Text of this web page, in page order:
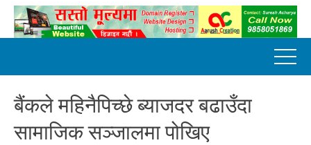
बैंकले महिनैपिच्छे ब्याजदर बढाउँदा
सामाजिक सञ्जालमा पोखिए